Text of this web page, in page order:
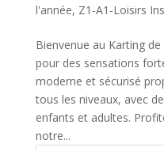
l'année, Z1-A1-Loisirs
Bienvenue au Karting
pour des sensations
moderne et sécurisé
tous les niveaux, avec
enfants et adultes.
notre...